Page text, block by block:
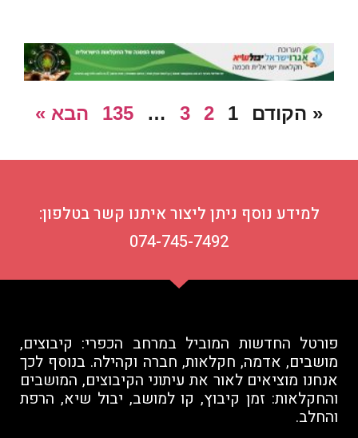
« הקודם 1
2
3
…
135 הבא »
למידע נוסף ניתן ליצור איתנו קשר בטלפון:
074-745-7492
פורטל החדשות המוביל במרחב הכפרי: קיבוצים,
מושבים, אדמה, חקלאות, חברה וקהילה. בנוסף לכך
אנחנו מוציאים לאור את עיתוני הקיבוצים, המושבים
והחקלאות: זמן קיבוץ, קו למושב, יבול שיא, הרפת
והחלב.